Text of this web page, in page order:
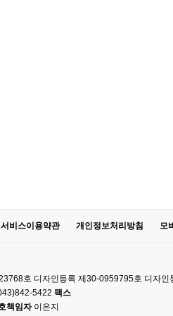
서비스이용약관 개인정보처리방침 모
호 디자인등록 제30-0959795호 디자인
5422 팩스
책임자이은지